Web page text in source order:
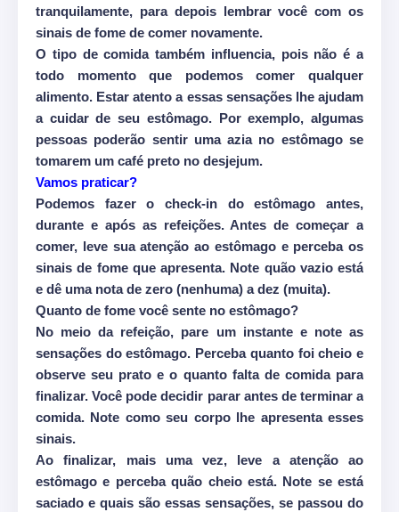
tranquilamente, para depois lembrar você com os
sinais de fome de comer novamente.
O tipo de comida também influencia, pois não é a
todo momento que podemos comer qualquer
alimento. Estar atento a essas sensações lhe ajudam
a cuidar de seu estômago. Por exemplo, algumas
pessoas poderão sentir uma azia no estômago se
tomarem um café preto no desjejum.
Vamos praticar?
Podemos fazer o check-in do estômago antes,
durante e após as refeições. Antes de começar a
comer, leve sua atenção ao estômago e perceba os
sinais de fome que apresenta. Note quão vazio está
e dê uma nota de zero (nenhuma) a dez (muita).
Quanto de fome você sente no estômago?
No meio da refeição, pare um instante e note as
sensações do estômago. Perceba quanto foi cheio e
observe seu prato e o quanto falta de comida para
finalizar. Você pode decidir parar antes de terminar a
comida. Note como seu corpo lhe apresenta esses
sinais.
Ao finalizar, mais uma vez, leve a atenção ao
estômago e perceba quão cheio está. Note se está
saciado e quais são essas sensações, se passou do